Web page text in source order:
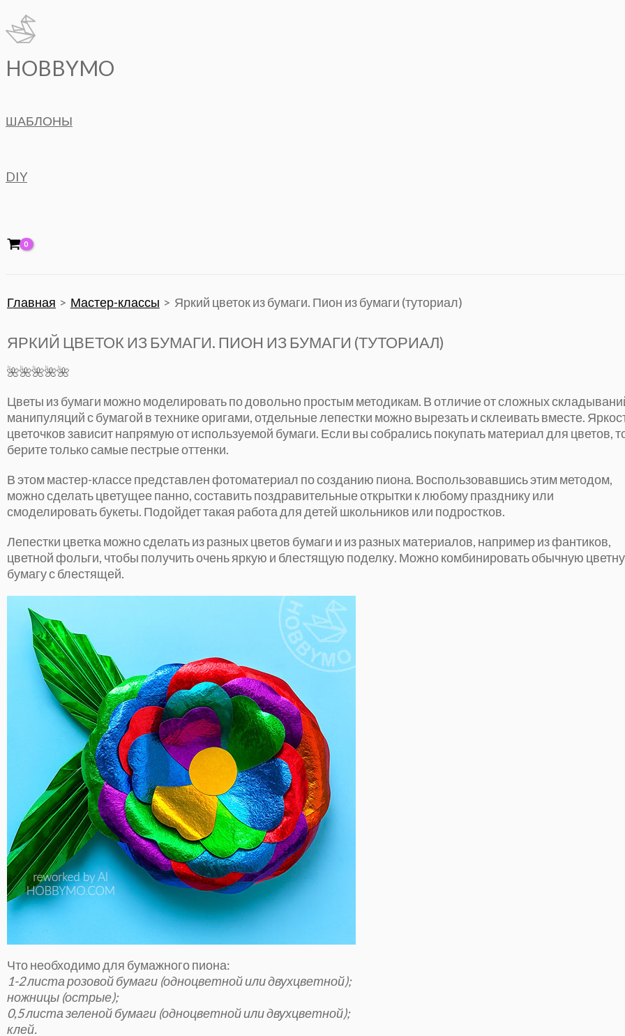
Перейти
к
содержимому
HOBBYMO
ШАБЛОНЫ
DIY
Главная Мастер-классы Яркий цветок из бумаги. Пион из бумаги (туториал)
ЯРКИЙ ЦВЕТОК ИЗ БУМАГИ. ПИОН ИЗ БУМАГИ (ТУТОРИАЛ)
🌺🌺🌺🌺🌺
Цветы из бумаги можно моделировать по довольно простым методикам. В отличие от сложных
манипуляций с бумагой в технике оригами, отдельные лепестки можно вырезать и склеивать вместе.
цветочков зависит напрямую от используемой бумаги. Если вы собрались покупать материал для цветов,
берите только самые пестрые оттенки.
В этом мастер-классе представлен фотоматериал по созданию пиона. Воспользовавшись этим методом,
можно сделать цветущее панно, составить поздравительные открытки к любому празднику или
смоделировать букеты. Подойдет такая работа для детей школьников или подростков.
Лепестки цветка можно сделать из разных цветов бумаги и из разных материалов, например из фантиков,
цветной фольги, чтобы получить очень яркую и блестящую поделку. Можно комбинировать обычную
бумагу с блестящей.
Что необходимо для бумажного пиона:
1-2 листа розовой бумаги (одноцветной или двухцветной);
ножницы (острые);
0,5 листа зеленой бумаги (одноцветной или двухцветной);
клей.